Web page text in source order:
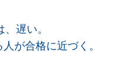
遅い。
が合格に近づく。